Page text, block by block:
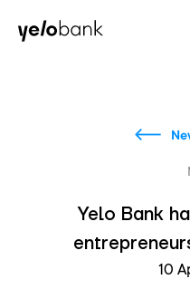
Individuals
Yelo Bank
10